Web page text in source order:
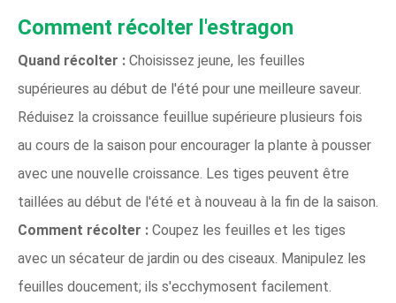
Comment récolter l'estragon
Quand récolter : Choisissez jeune, les feuilles
supérieures au début de l'été pour une meilleure saveur.
Réduisez la croissance feuillue supérieure plusieurs fois
au cours de la saison pour encourager la plante à pousser
avec une nouvelle croissance. Les tiges peuvent être
taillées au début de l'été et à nouveau à la fin de la saison.
Comment récolter : Coupez les feuilles et les tiges
avec un sécateur de jardin ou des ciseaux. Manipulez les
feuilles doucement; ils s'ecchymosent facilement.